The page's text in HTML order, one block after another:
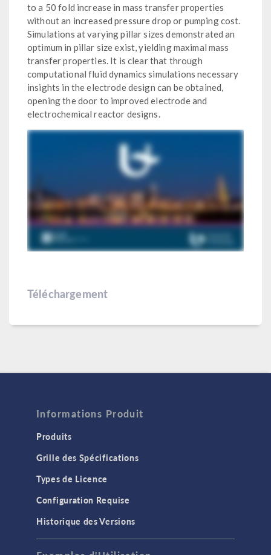
to a 50 fold increase in mass transfer properties
without an increased pressure drop or pumping cost.
Simulations at varying pillar sizes demonstrated an
optimum in pillar size exist, yielding maximal mass
transfer properties. It is clear that through
computational fluid dynamics simulations necessary
insights in the electrode design can be obtained,
opening the door to improved electrode and
electrochemical reactor designs.
Téléchargement
Informations Produit
Produits
Grille des Spécifications
Types de Licence
Configuration Requise
Historique des Versions